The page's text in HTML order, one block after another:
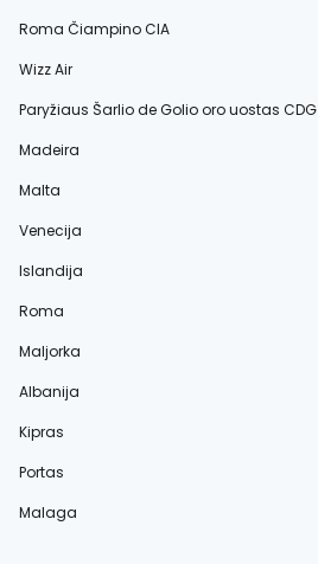
Roma Čiampino CIA
Wizz Air
Paryžiaus Šarlio de Golio oro uostas CDG
Madeira
Malta
Venecija
Islandija
Roma
Maljorka
Albanija
Kipras
Portas
Malaga